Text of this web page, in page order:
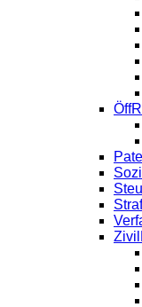
ÖffR